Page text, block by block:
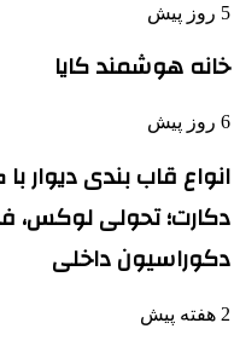
5 روز پیش
خانه هوشمند کایا
6 روز پیش
انواع قاب بندی دیوار
دکارت؛ تحولی لوکس،
دکوراسیون داخلی
2 هفته پیش